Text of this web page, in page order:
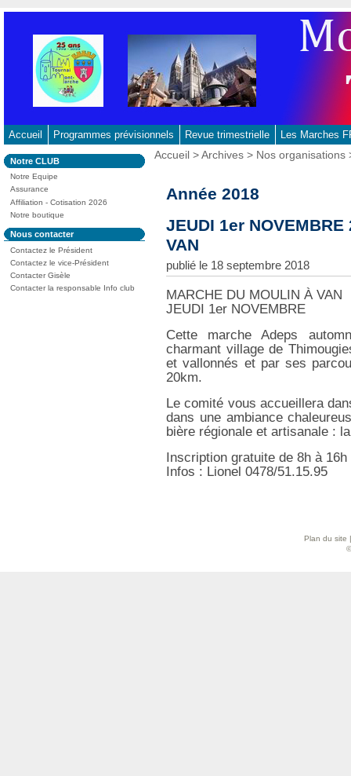
contenu
principal
-
Aller
à
la
recherche
Accueil Programmes prévisionnels Revue trimestrielle Les Marches
Dans
la
rubrique
:
Notre CLUB
Notre Equipe
Assurance
Affiliation - Cotisation 2026
Notre boutique
Dans
la
rubrique
:
Nous contacter
Contactez le Président
Contactez le vice-Président
Contacter Gisèle
Contacter la responsable Info club
Vous
Accueil >Archives > Nos organisations
Année 2018
JEUDI 1er
VAN
publié le 18 septembre 2018
MARCHE DU MOULIN À VAN
JEUDI 1er NOVEMBRE
Cette marche Adeps
charmant village de
et vallonnés et par ses
20km.
Le comité vous accueillera
dans une ambiance
bière régionale et artisanale :
Inscription gratuite de 8h à 16h
Infos : Lionel 0478/51.15.95
Plan du site